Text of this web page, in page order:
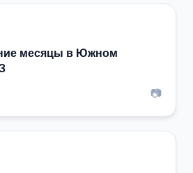
месяцы в Южном
📷